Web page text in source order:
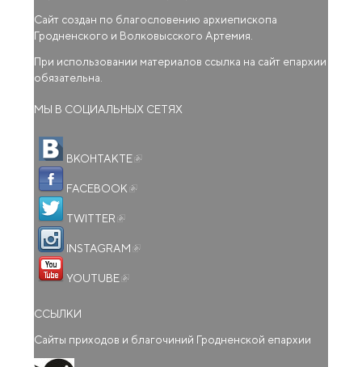
Сайт создан по благословению архиепископа
Гродненского и Волковысского Артемия.
При использовании материалов ссылка на сайт епархии
обязательна.
МЫ В СОЦИАЛЬНЫХ СЕТЯХ
ВКОНТАКТЕ
FACEBOOK
TWITTER
INSTAGRAM
YOUTUBE
ССЫЛКИ
Сайты приходов и благочиний Гродненской епархии